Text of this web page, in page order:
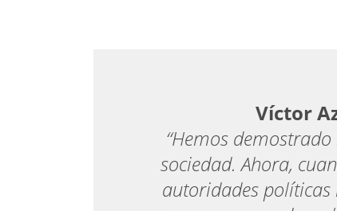
Víctor
“Hemos
sociedad. Ahora,
autoridades